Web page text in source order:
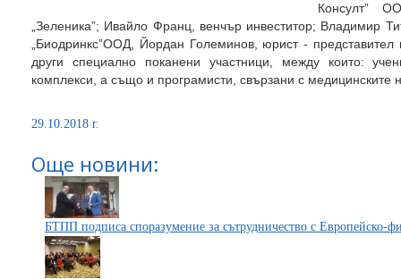
Консулт”
„Зеленика”; Ивайло Франц, венчър инвеститор; Владимир
„Биодринкс”ООД, Йордан Големинов, юрист - представител
други специално поканени участници, между които:
комплекси, а също и програмисти, свързани с медицинските
29.10.2018 г.
Още новини:
БТПП подписа споразумение за сътрудничество с Европейско-